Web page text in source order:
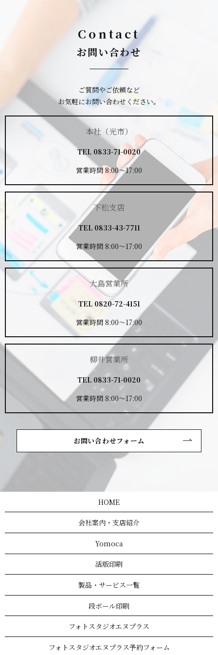
Contact
お問い合わせ
ご質問やご依頼など
お気軽にお問い合わせください。
本社（光市）
TEL 0833-71-0020
営業時間 8:00～17:00
下松支店
TEL 0833-43-7711
営業時間 8:00～17:00
大島営業所
TEL 0820-72-4151
営業時間 8:00～17:00
柳井営業所
TEL 0833-71-0020
営業時間 8:00～17:00
お問い合わせフォーム
HOME
会社案内・支店紹介
Yomoca
活版印刷
製品・サービス一覧
段ボール印刷
フォトスタジオエヌプラス
フォトスタジオエヌプラス予約フォーム